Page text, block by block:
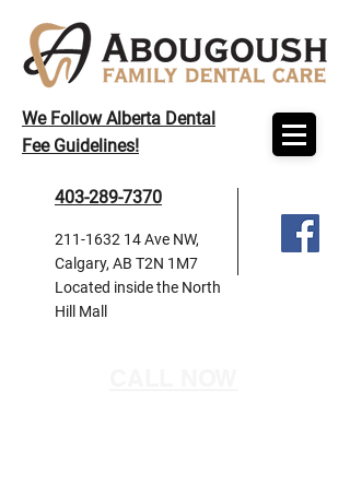
We Follow Alberta Dental
Fee Guidelines!
403-289-7370
211-1632 14Ave NW,
Calgary, AB T2N 1M7
Located inside the North
Hill Mall